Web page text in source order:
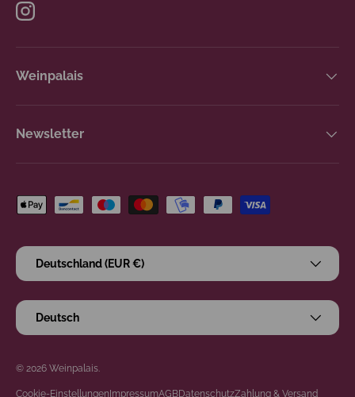
Instagram
Weinpalais
Newsletter
Zahlungsmethoden
Land/Region
Deutschland (EUR €)
Sprache
Deutsch
© 2026 Weinpalais
Cookie-EinstellungenImpressumAGBDatenschutzZahlung & Versand